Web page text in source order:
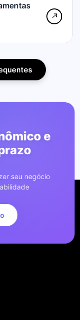
↗
e
seu negócio